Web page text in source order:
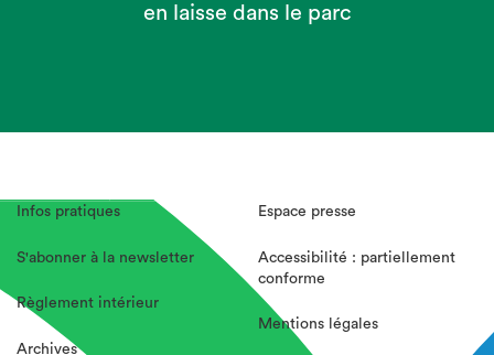
en laisse dans le parc
Infos pratiques
S'abonner à la newsletter
Règlement intérieur
Archives
Espace presse
Accessibilité : partiellement
conforme
Mentions légales